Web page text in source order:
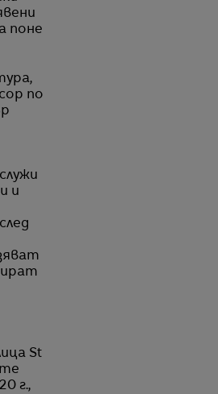
поне
по
и
St
г.,